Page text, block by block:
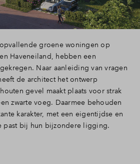
groene woningen op
Haveneiland, hebben een
Naar aanleiding van vragen
de architect het ontwerp
gevel maakt plaats voor strak
zwarte voeg. Daarmee behouden
karakter, met een eigentijdse en
past bij hun bijzondere ligging.